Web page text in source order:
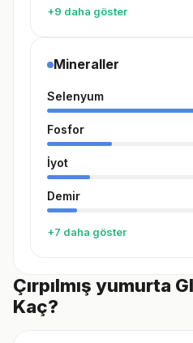
+9 daha göster
Mineraller
Selenyum
Fosfor
İyot
Demir
+7 daha göster
Çırpılmış yumurta
Kaç?